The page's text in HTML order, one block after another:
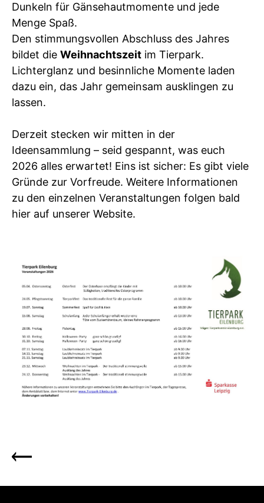
Dunkeln für Gänsehautmomente und jede
Menge Spaß.
Den stimmungsvollen Abschluss des Jahres
bildet die Weihnachtszeit im Tierpark.
Lichterglanz und besinnliche Momente laden
dazu ein, das Jahr gemeinsam ausklingen zu
lassen.
Derzeit stecken wir mitten in der
Ideensammlung – seid gespannt, was euch
2026 alles erwartet! Eins ist sicher: Es gibt viele
Gründe zur Vorfreude. Weitere Informationen
zu den einzelnen Veranstaltungen folgen bald
hier auf unserer Website.